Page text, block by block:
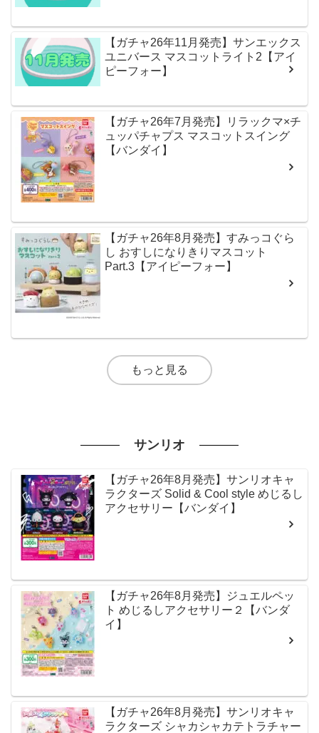
【ガチャ26年11月発売】サンエックス
ユニバース マスコットライト2【アイ
ピーフォー】
【ガチャ26年7月発売】リラックマ×チ
ュッパチャプス マスコットスイング
【バンダイ】
【ガチャ26年8月発売】すみっコぐら
し おすしになりきりマスコット
Part.3【アイピーフォー】
もっと見る
サンリオ
【ガチャ26年8月発売】サンリオキャ
ラクターズ Solid & Cool style めじるし
アクセサリー【バンダイ】
【ガチャ26年8月発売】ジュエルペッ
ト めじるしアクセサリー２【バンダ
イ】
【ガチャ26年8月発売】サンリオキャ
ラクターズ シャカシャカテトラチャー